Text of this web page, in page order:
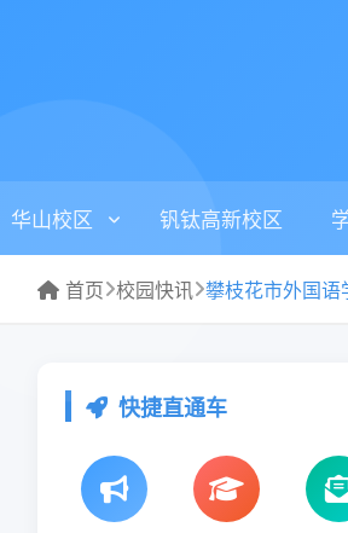
华山校区 钒钛高新校区
首页 校园快讯 攀枝花市外国
快捷直通车